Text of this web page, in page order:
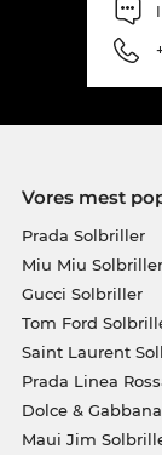
Vores mest
Prada Solbriller
Miu Miu Solbriller
Gucci Solbriller
Tom Ford
Saint Laurent
Prada Linea
Dolce &
Maui Jim